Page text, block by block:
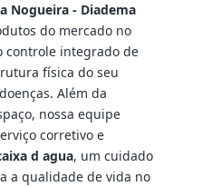
Nogueira - Diadema
do mercado no
controle integrado de
física do seu
Além da
nossa equipe
corretivo e
d agua, um cuidado
a qualidade de vida no